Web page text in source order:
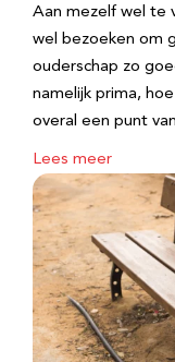
Aan mezelf wel te
wel bezoeken om
ouderschap zo
namelijk prima,
overal een punt
Lees meer